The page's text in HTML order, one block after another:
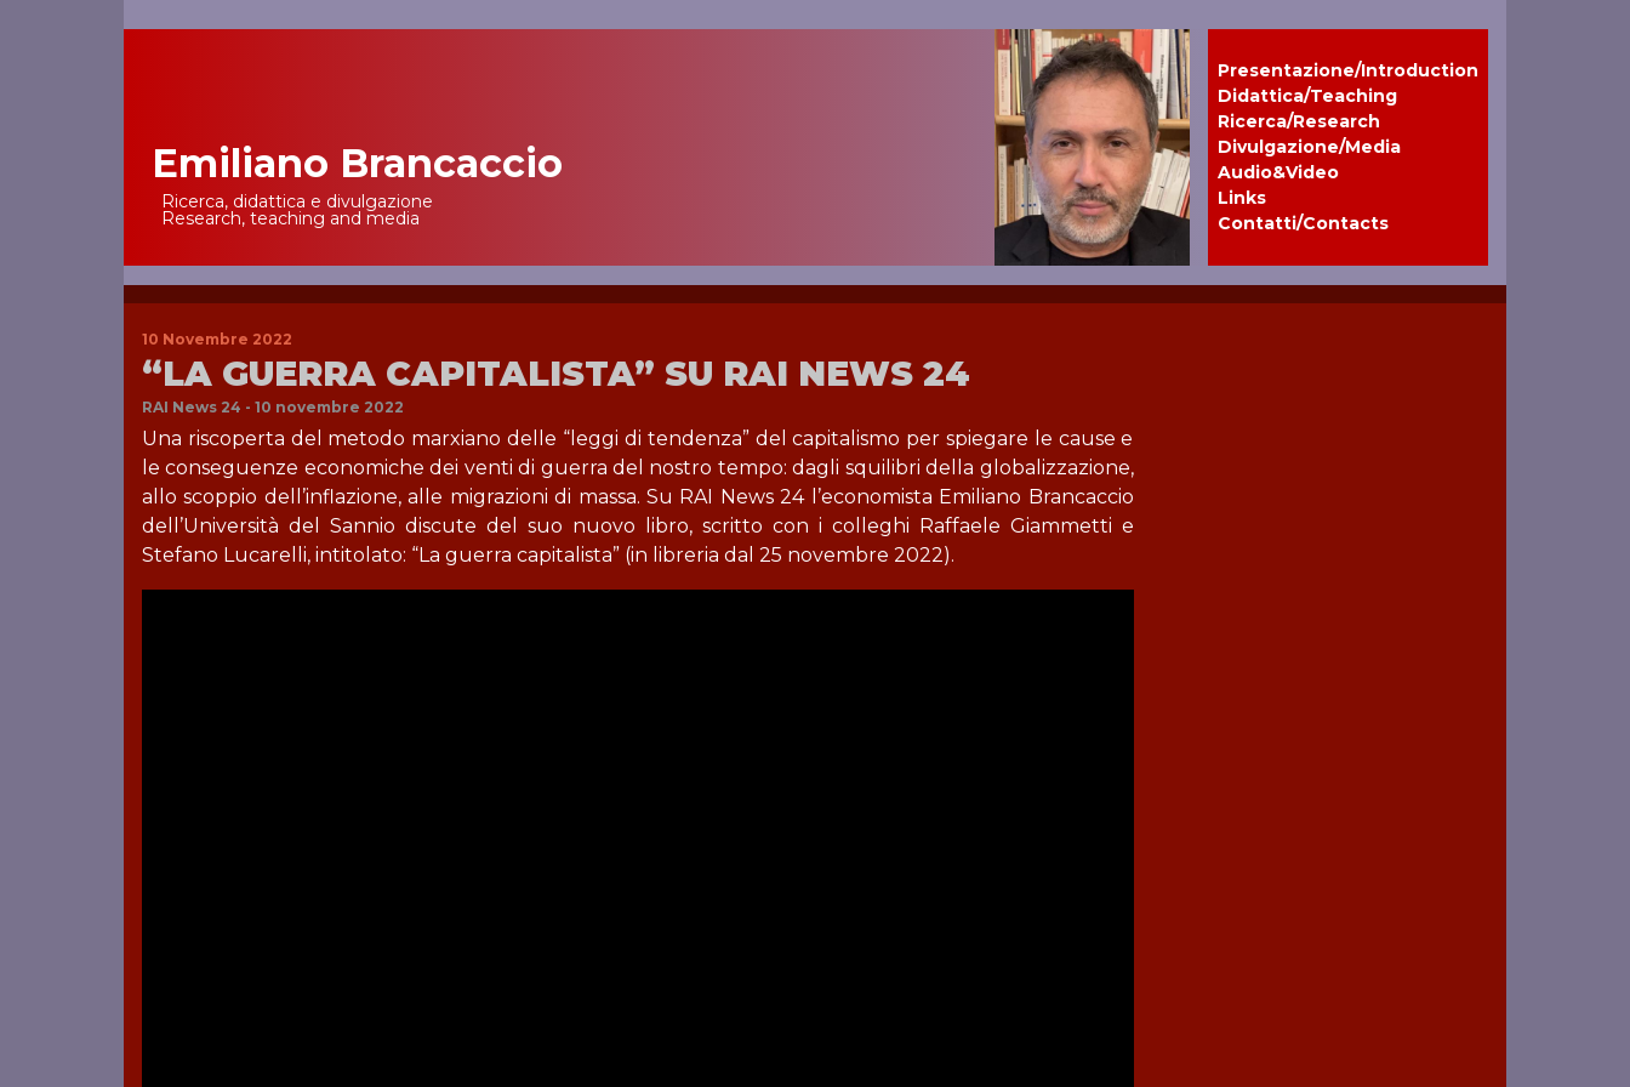
Main NavigationEmiliano Brancaccio
Ricerca, didattica e divulgazione
Research, teaching and media
Presentazione/Introduction
Didattica/Teaching
Ricerca/Research
Divulgazione/Media
Audio&Video
Links
Contatti/Contacts
10 Novembre 2022
“LA GUERRA CAPITALISTA” SU RAI NEWS 24
RAI News 24 - 10 novembre 2022
Una riscoperta del metodo marxiano delle “leggi di tendenza” del capitalismo per spiegare le cause e
le conseguenze economiche dei venti di guerra del nostro tempo: dagli squilibri della globalizzazione,
allo scoppio dell’inflazione, alle migrazioni di massa. Su RAI News 24 l’economista Emiliano Brancaccio
dell’Università del Sannio discute del suo nuovo libro, scritto con i colleghi Raffaele Giammetti e
Stefano Lucarelli, intitolato: “La guerra capitalista” (in libreria dal 25 novembre 2022).